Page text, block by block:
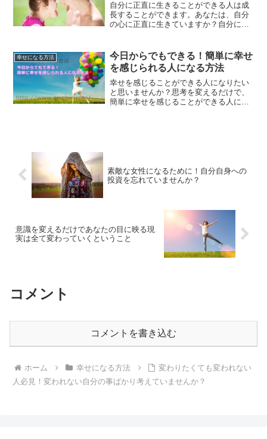
自分に正直に生きることができる人は成
長することができます。あなたは、自分
の心に正直に生きていますか？自分に正
ます。
幸せになる方法
今日からでもできる！簡単に幸せ
を感じられる人になる方法
幸せを感じることができる人になりたい
と思いませんか？思考を変えるだけで、
簡単に幸せを感じることができる人にな
素敵な女性になるために！自分自身への
投資を忘れていませんか？
意識を変えるだけであなたの目に映る現
実は全て変わっていくということ
コメント
コメントを書き込む
ホーム 幸せになる方法
変わりたくても変われない
人必見！変われない自分の事ばかり考えていませんか？